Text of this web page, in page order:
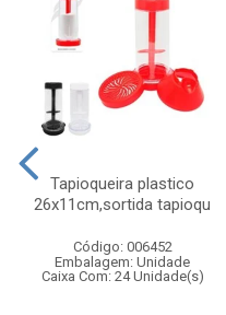
Tapioqueira plastico
26x11cm,sortida tapioqu
Código: 006452
Embalagem: Unidade
Caixa Com: 24 Unidade(s)